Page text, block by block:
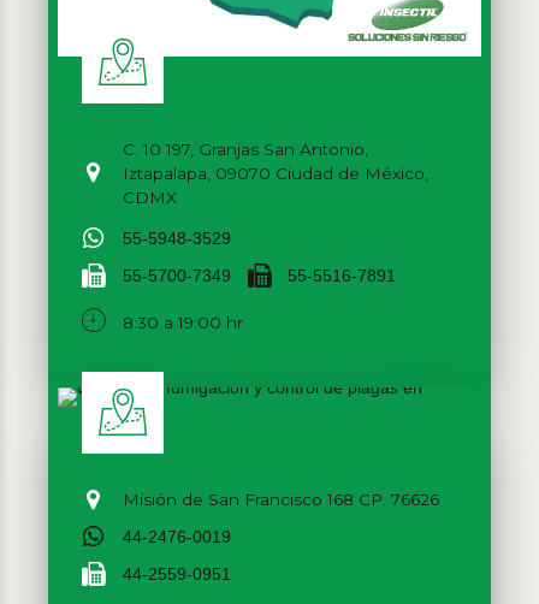
C. 10 197, Granjas San Antonio,
Iztapalapa, 09070 Ciudad de México,
CDMX
55-5948-3529
55-5700-7349 55-5516-7891
8:30 a 19:00 hr
Misión de San Francisco 168 CP. 76626
44-2476-0019
44-2559-0951